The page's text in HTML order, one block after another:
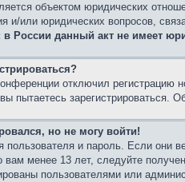
объектом юридических
и/или юридических вопросов,
в России данный акт не имеет
отключил регистрацию
пытаетесь зарегистрироваться.
но не могу войти!
пользователя и пароль. Если они
вам менее 13 лет, следуйте
пользователями или